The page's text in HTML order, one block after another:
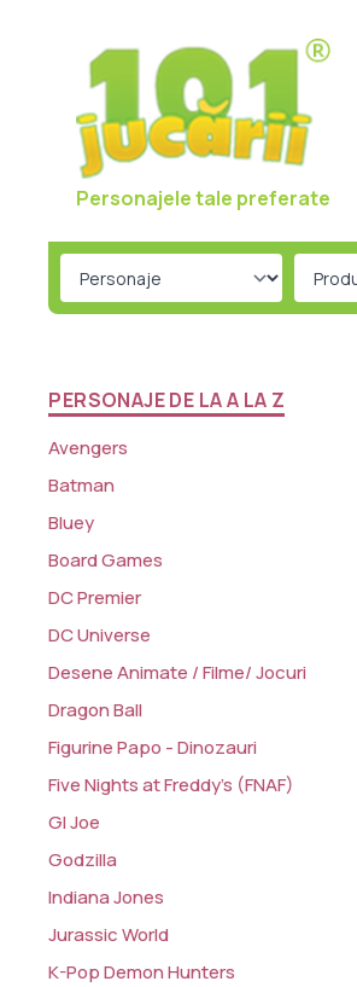
Personajele tale preferate
PERSONAJE DE LA A LA Z
Avengers
Batman
Bluey
Board Games
DC Premier
DC Universe
Desene Animate / Filme/ Jocuri
Dragon Ball
Figurine Papo - Dinozauri
Five Nights at Freddy's (FNAF)
GI Joe
Godzilla
Indiana Jones
Jurassic World
K-Pop Demon Hunters